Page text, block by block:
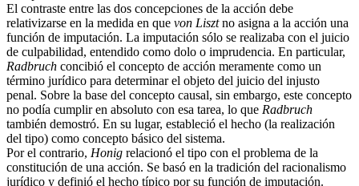
El contraste entre las dos concepciones de la acción debe
relativizarse en la medida en que von Lisztno asigna a la acción una
función de imputación. La imputación sólo se realizaba con el juicio
de culpabilidad, entendido como dolo o imprudencia. En particular,
Radbruch concibió el concepto de acción meramente como un
término jurídico para determinar el objeto del juicio del injusto
penal. Sobre la base del concepto causal, sin embargo, este concepto
no podía cumplir en absoluto con esa tarea, lo que Radbruch
también demostró. En su lugar, estableció el hecho (la realización
del tipo) como concepto básico del sistema.
Por el contrario, Honig relacionó el tipo con el problema de la
constitución de una acción. Se basó en la tradición del racionalismo
jurídico y definió el hecho típico por su función de imputación.